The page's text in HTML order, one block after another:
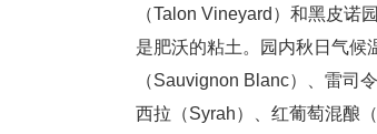
（Talon Vineyard）和黑皮
是肥沃的粘土。园内秋日气候
（Sauvignon Blanc）、雷司
西拉（Syrah）、红葡萄混